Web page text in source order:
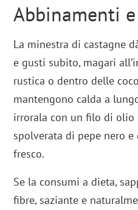
Abbinamenti
La minestra di castagne
e gusti subito, magari
rustica o dentro delle
mantengono calda a
irrorala con un filo di olio
spolverata di pepe nero
fresco.
Se la consumi a dieta,
fibre, saziante e